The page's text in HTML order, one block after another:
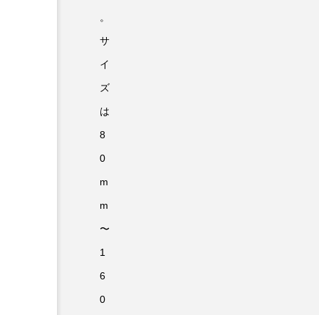
。
サ
イ
ズ
は
8
0
m
m
〜
1
6
0